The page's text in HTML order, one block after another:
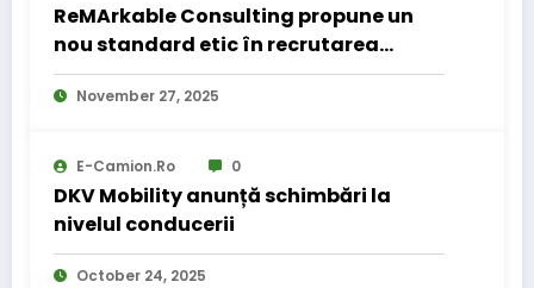
ReMArkable Consulting propune un
nou standard etic în recrutarea
pentru transporturi
November 27, 2025
E-Camion.ro 0
DKV Mobility anunță schimbări la
nivelul conducerii
October 24, 2025